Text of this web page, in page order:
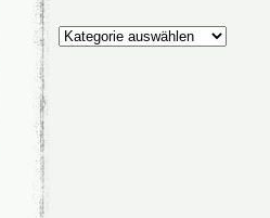
Unsere
Themen